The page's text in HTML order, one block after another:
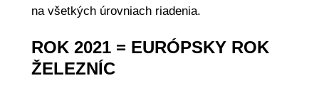
na všetkých úrovniach riadenia.
ROK 2021 = EURÓPSKY ROK
ŽELEZNÍC